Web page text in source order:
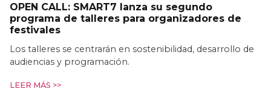
OPEN CALL: SMART7 lanza su segundo
programa de talleres para organizadores de
festivales
Los talleres se centrarán en sostenibilidad, desarrollo de
audiencias y programación.
LEER MÁS >>